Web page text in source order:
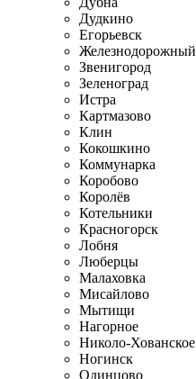
Дудкино
Егорьевск
Железнодорожный
Звенигород
Зеленоград
Истра
Картмазово
Клин
Кокошкино
Коммунарка
Коробово
Королёв
Котельники
Красногорск
Лобня
Люберцы
Малаховка
Мисайлово
Мытищи
Нагорное
Николо-Хованское
Ногинск
Одинцово